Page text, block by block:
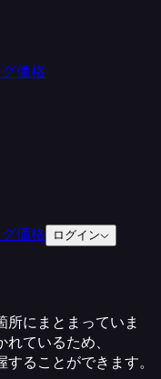
価格
価格 ログイン
所にまとまっていま
ているため、
ることができます。